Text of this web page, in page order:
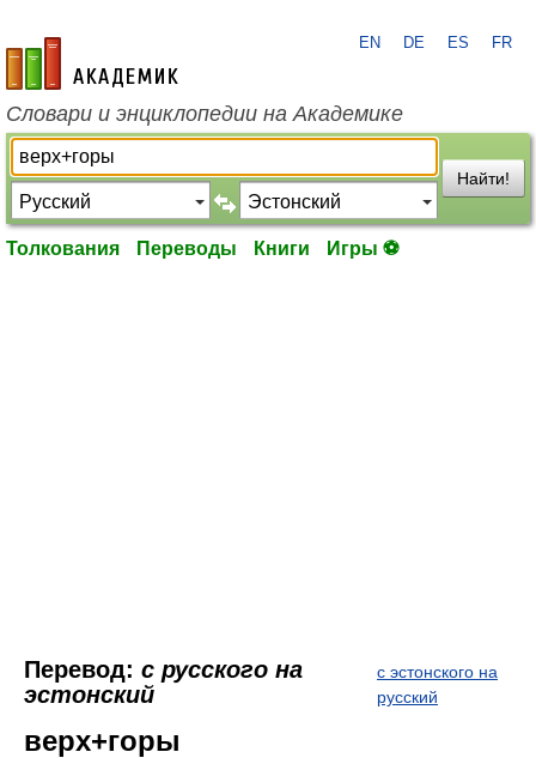
academic.ru
EN DE ES FR
Словари и энциклопедии на Академике
Найти!
Толкования Переводы Книги Игры ⚽
Перевод: с русского на
эстонский
с эстонского на
русский
верх+горы